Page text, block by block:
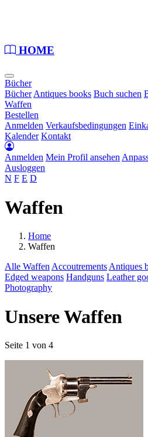
HOME
Bücher
BücherAntiques books Buch suchen
Waffen
Bestellen
Anmelden Verkaufsbedingungen
Kalender Kontakt
Anmelden Mein Profil ansehen
Ausloggen
N F E D
Waffen
Home
Waffen
Alle Waffen Accoutrements Antiques
Edged weapons Handguns Leather
Photography
Unsere Waffen
Seite 1 von 4